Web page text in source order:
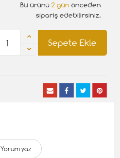
Bu ürünü 2 gün önceden
sipariş edebilirsiniz.
Sepete Ekle
Yorum yaz